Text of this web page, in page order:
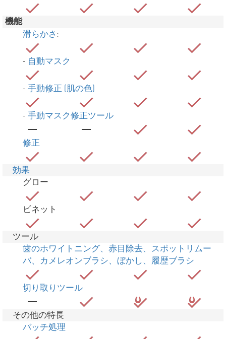
機能
滑らかさ:
- 自動マスク
- 手動修正 (肌の色)
- 手動マスク修正ツール
修正
効果
グロー
ビネット
ツール
歯のホワイトニング、赤目除去、スポットリムー
バ、カメレオンブラシ、ぼかし、履歴ブラシ
切り取りツール
その他の特長
バッチ処理